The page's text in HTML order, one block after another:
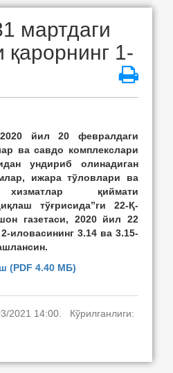
мартдаги
қарорнинг 1-
2020 йил 20 февралдаги
ва савдо комплекслари
ундириб олинадиган
ижара тўловлари ва
хизматлар қиймати
тўғрисида”ги 22-Қ-
газетаси, 2020 йил 22
иловасининг 3.14 ва 3.15-
(PDF 4.40 МБ)
2021 14:00. Кўрилганлиги: